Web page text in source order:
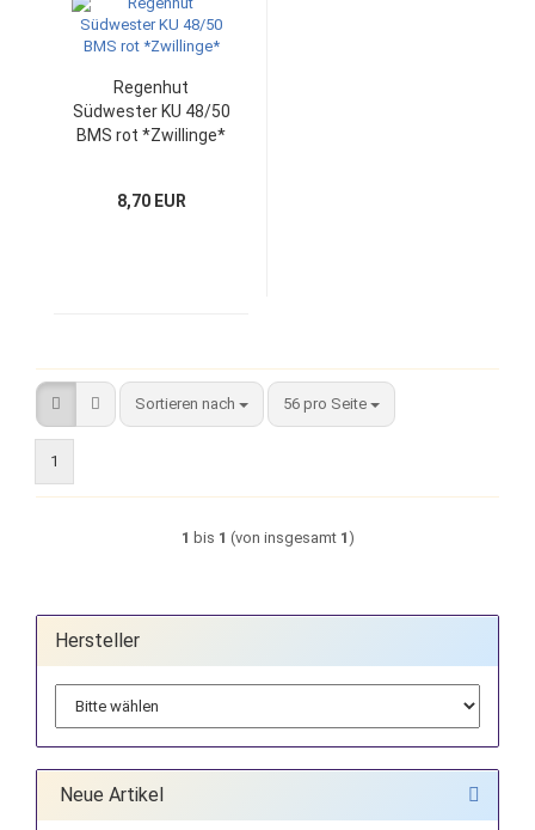
Regenhut
Südwester KU 48/50
BMS rot *Zwillinge*
8,70 EUR
Sortieren nach
Sortieren nach 56 pro Seite
pro Seite
1
1 bis 1 (von insgesamt 1)
Hersteller
Neue Artikel